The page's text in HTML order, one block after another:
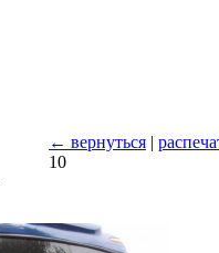
← вернуться |
10